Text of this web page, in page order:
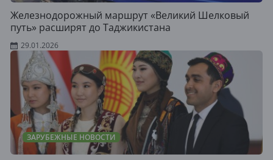
Железнодорожный маршрут «Великий Шелковый
путь» расширят до Таджикистана
29.01.2026
ЗАРУБЕЖНЫЕ НОВОСТИ